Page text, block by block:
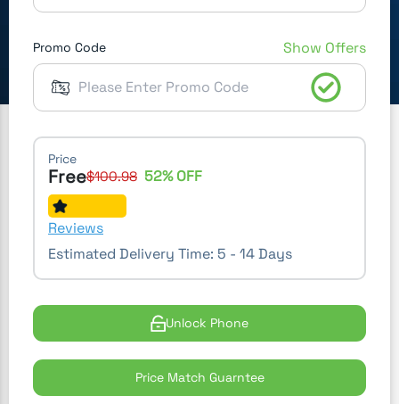
Promo Code Show Offers
Price
Free$100.98 52% OFF
Reviews
Estimated Delivery Time: 5 - 14 Days
Unlock Phone
Price Match Guarntee